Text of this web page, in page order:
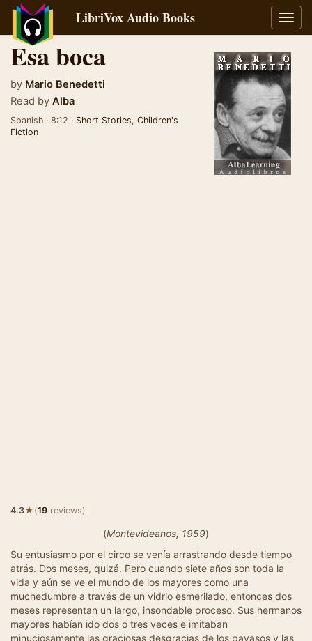
LibriVox Audio Books
Esa boca
by Mario Benedetti
Read by Alba
Spanish · 8:12 · Short Stories, Children's
Fiction
4.3★(19 reviews)
(Montevideanos, 1959)
Su entusiasmo por el circo se venía arrastrando desde tiempo
atrás. Dos meses, quizá. Pero cuando siete años son toda la
vida y aún se ve el mundo de los mayores como una
muchedumbre a través de un vidrio esmerilado, entonces dos
meses representan un largo, insondable proceso. Sus hermanos
mayores habían ido dos o tres veces e imitaban
minuciosamente las graciosas desgracias de los payasos y las